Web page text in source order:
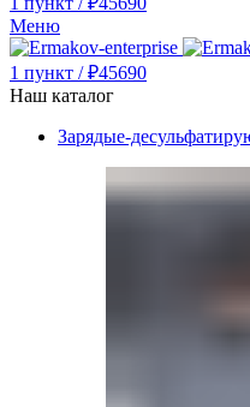
Меню
1 пункт / ₽45690
Наш каталог
Зарядые-